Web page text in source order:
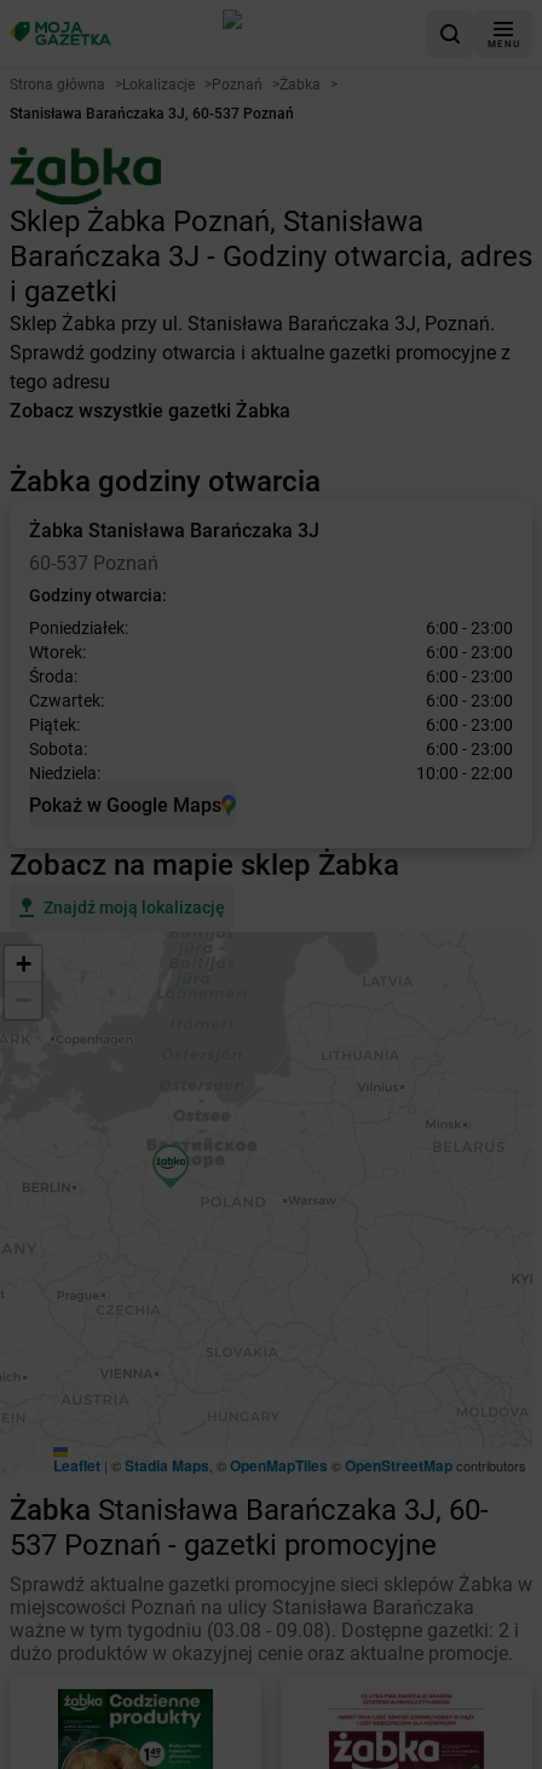
MENU
Strona główna >Lokalizacje >Poznań >Żabka
>
Stanisława Barańczaka 3J, 60-537 Poznań
Sklep Żabka Poznań, Stanisława
Barańczaka 3J - Godziny otwarcia, adres
i gazetki
Sklep Żabka przy ul. Stanisława Barańczaka 3J, Poznań.
Sprawdź godziny otwarcia i aktualne gazetki promocyjne z
tego adresu
Zobacz wszystkie gazetki Żabka
Żabka godziny otwarcia
Żabka Stanisława Barańczaka 3J
60-537 Poznań
Godziny otwarcia:
Poniedziałek:
6:00 - 23:00
Wtorek:
6:00 - 23:00
Środa:
6:00 - 23:00
Czwartek:
6:00 - 23:00
Piątek:
6:00 - 23:00
Sobota:
6:00 - 23:00
Niedziela:
10:00 - 22:00
Pokaż w Google Maps
Zobacz na mapie sklep Żabka
Znajdź moją lokalizację
+
Leaflet | ©Stadia Maps , ©OpenMapTiles ©OpenStreetMapcontributors
Żabka Stanisława Barańczaka 3J, 60-
537 Poznań - gazetki promocyjne
Sprawdź aktualne gazetki promocyjne sieci sklepów Żabka w
miejscowości Poznań na ulicy Stanisława Barańczaka
ważne w tym tygodniu (03.08 - 09.08). Dostępne gazetki: 2 i
dużo produktów w okazyjnej cenie oraz aktualne promocje.